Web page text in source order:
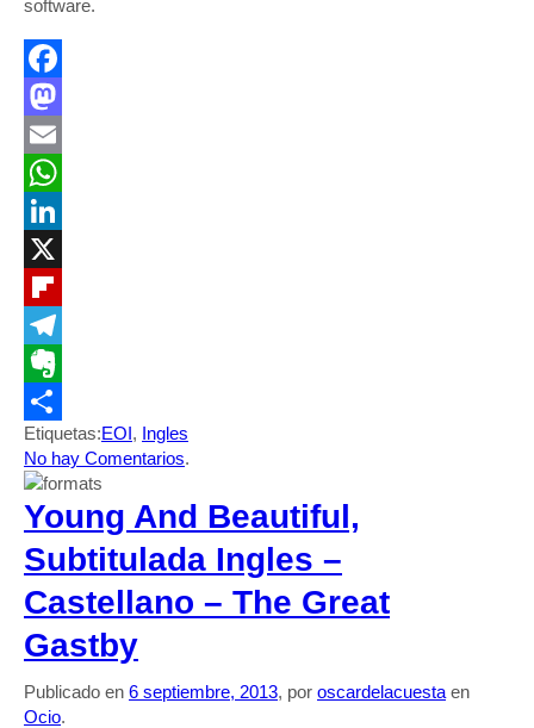
software.
Facebook
Mastodon
Email
WhatsApp
LinkedIn
Flipboard
Telegram
Evernote
Compartir
Etiquetas:EOI, Ingles
No hay Comentarios.
Young And Beautiful,
Subtitulada Ingles –
Castellano – The Great
Gastby
Publicado en 6 septiembre, 2013, por oscardelacuesta en
Ocio.